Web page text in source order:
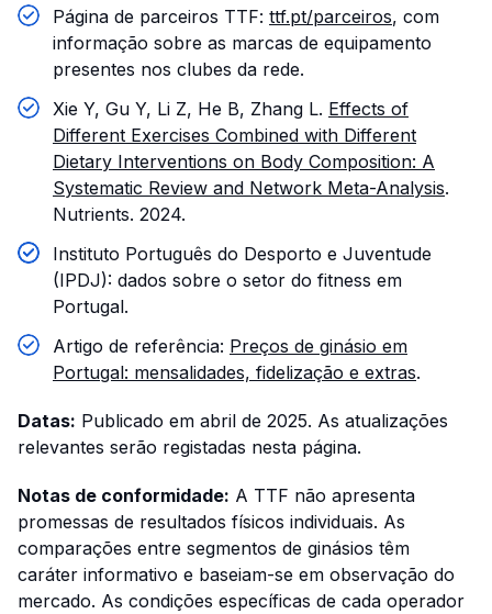
Página de parceiros TTF: ttf.pt/parceiros, com
informação sobre as marcas de equipamento
presentes nos clubes da rede.
Xie Y, Gu Y, Li Z, He B, Zhang L. Effects of
Different Exercises Combined with Different
Dietary Interventions on Body Composition: A
Systematic Review and Network Meta-Analysis.
Nutrients. 2024.
Instituto Português do Desporto e Juventude
(IPDJ): dados sobre o setor do fitness em
Portugal.
Artigo de referência: Preços de ginásio em
Portugal: mensalidades, fidelização e extras.
Datas: Publicado em abril de 2025. As atualizações
relevantes serão registadas nesta página.
Notas de conformidade: A TTF não apresenta
promessas de resultados físicos individuais. As
comparações entre segmentos de ginásios têm
caráter informativo e baseiam-se em observação do
mercado. As condições específicas de cada operador